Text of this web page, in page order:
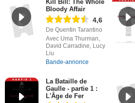
Kill Bill: The Whole
Bloody Affair
4,6
De Quentin Tarantino
Avec Uma Thurman,
David Carradine, Lucy
Liu
Bande-annonce
La Bataille de
Gaulle - partie 1 :
L'Âge de Fer